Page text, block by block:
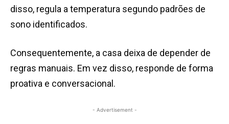
disso, regula a temperatura segundo padrões de
sono identificados.
Consequentemente, a casa deixa de depender de
regras manuais. Em vez disso, responde de forma
proativa e conversacional.
- Advertisement -